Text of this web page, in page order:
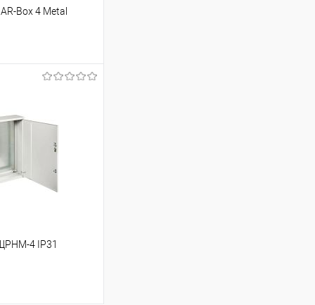
Box 4 Metal
Сравнение
4 IP31